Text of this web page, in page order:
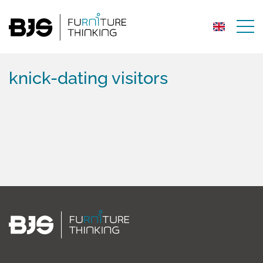
knick-dating visitors